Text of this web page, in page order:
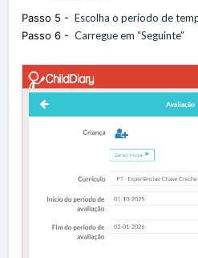
Passo 5 - Escolha o período de
Passo 6 - Carregue em “Seguinte”